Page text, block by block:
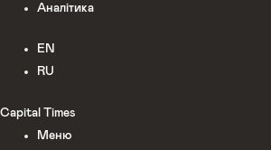
Аналітика
EN
RU
Capital Times
Меню